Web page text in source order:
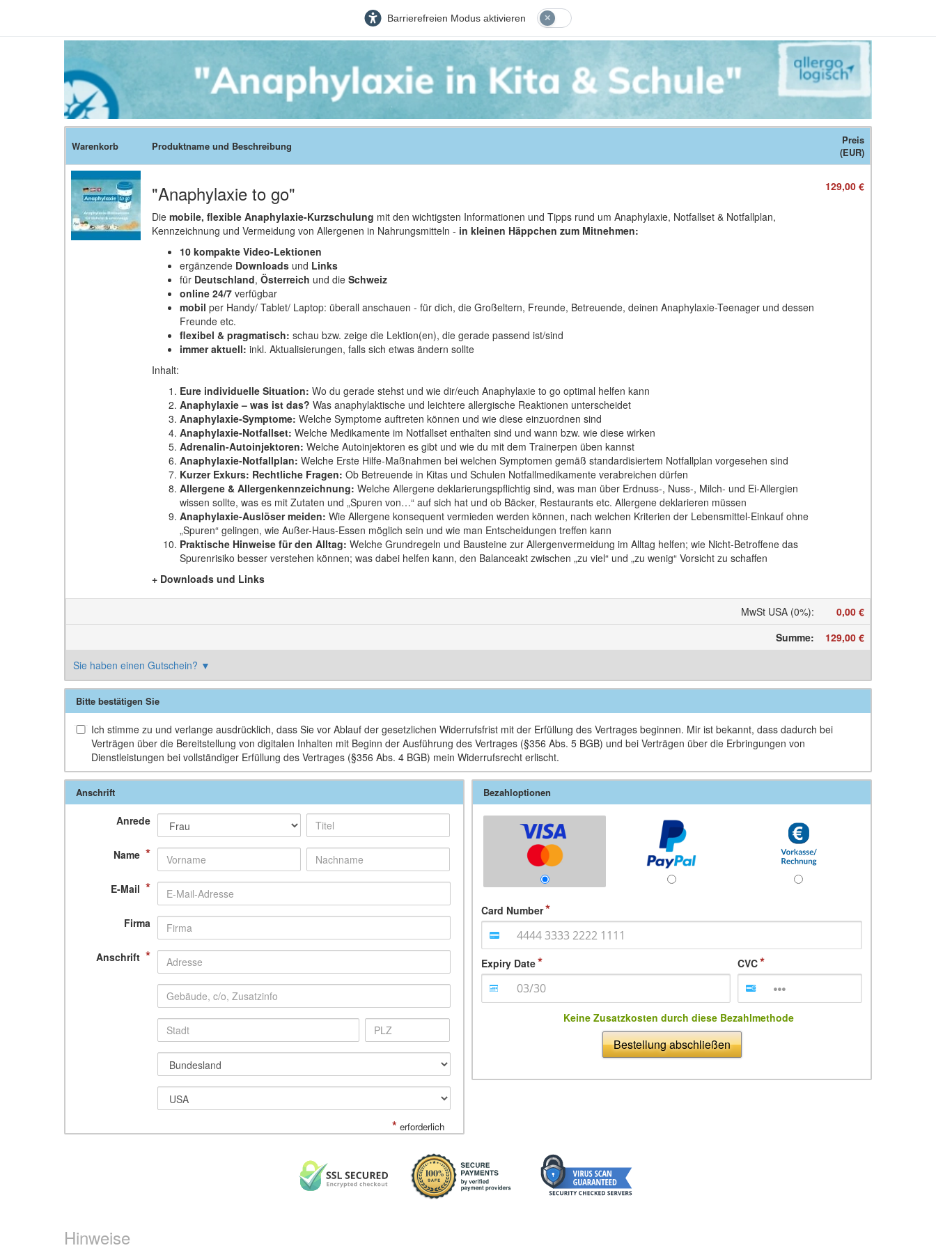
Barrierefreien Modus aktivieren
Warenkorb Produktname und Beschreibung
Preis
(EUR)
"Anaphylaxie to go"
Die mobile, flexible Anaphylaxie-Kurzschulung mit den wichtigsten Informationen und Tipps rund um Anaphylaxie, Notfallset & Notfallplan,
Kennzeichnung und Vermeidung von Allergenen in Nahrungsmitteln - in kleinen Häppchen zum Mitnehmen:
10 kompakte Video-Lektionen
ergänzende Downloads und Links
für Deutschland, Österreich und die Schweiz
online 24/7 verfügbar
mobil per Handy/ Tablet/ Laptop: überall anschauen - für dich, die Großeltern, Freunde, Betreuende, deinen Anaphylaxie-Teenager und dessen
Freunde etc.
flexibel & pragmatisch: schau bzw. zeige die Lektion(en), die gerade passend ist/sind
immer aktuell: inkl. Aktualisierungen, falls sich etwas ändern sollte
Inhalt:
Eure individuelle Situation: Wo du gerade stehst und wie dir/euch Anaphylaxie to go optimal helfen kann
Anaphylaxie – was ist das? Was anaphylaktische und leichtere allergische Reaktionen unterscheidet
Anaphylaxie-Symptome: Welche Symptome auftreten können und wie diese einzuordnen sind
Anaphylaxie-Notfallset: Welche Medikamente im Notfallset enthalten sind und wann bzw. wie diese wirken
Adrenalin-Autoinjektoren: Welche Autoinjektoren es gibt und wie du mit dem Trainerpen üben kannst
Anaphylaxie-Notfallplan: Welche Erste Hilfe-Maßnahmen bei welchen Symptomen gemäß standardisiertem Notfallplan vorgesehen sind
Kurzer Exkurs: Rechtliche Fragen: Ob Betreuende in Kitas und Schulen Notfallmedikamente verabreichen dürfen
Allergene & Allergenkennzeichnung: Welche Allergene deklarierungspflichtig sind, was man über Erdnuss-, Nuss-, Milch- und Ei-Allergien
wissen sollte, was es mit Zutaten und „Spuren von…“ auf sich hat und ob Bäcker, Restaurants etc. Allergene deklarieren müssen
Anaphylaxie-Auslöser meiden: Wie Allergene konsequent vermieden werden können, nach welchen Kriterien der Lebensmittel-Einkauf ohne
„Spuren“ gelingen, wie Außer-Haus-Essen möglich sein und wie man Entscheidungen treffen kann
Praktische Hinweise für den Alltag: Welche Grundregeln und Bausteine zur Allergenvermeidung im Alltag helfen; wie Nicht-Betroffene das
Spurenrisiko besser verstehen können; was dabei helfen kann, den Balanceakt zwischen „zu viel“ und „zu wenig“ Vorsicht zu schaffen
+ Downloads und Links
129,00 €
MwSt USA (0%):
0,00 €
Summe:
129,00 €
Sie haben einen Gutschein? ▼
Bitte bestätigen Sie
Ich stimme zu und verlange ausdrücklich, dass Sie vor Ablauf der gesetzlichen Widerrufsfrist mit der Erfüllung des Vertrages beginnen. Mir ist bekannt, dass dadurch bei
Verträgen über die Bereitstellung von digitalen Inhalten mit Beginn der Ausführung des Vertrages (§356 Abs. 5 BGB) und bei Verträgen über die Erbringungen von
Dienstleistungen bei vollständiger Erfüllung des Vertrages (§356 Abs. 4 BGB) mein Widerrufsrecht erlischt.
Anschrift
Anrede
Name *
E-Mail *
Firma
Anschrift *
* erforderlich
Bezahloptionen
Card Number
Expiry Date CVC
Keine Zusatzkosten durch diese Bezahlmethode
Bestellung abschließen
Hinweise